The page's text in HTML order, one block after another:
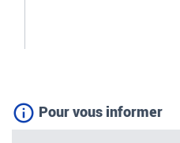
Pour vous informer